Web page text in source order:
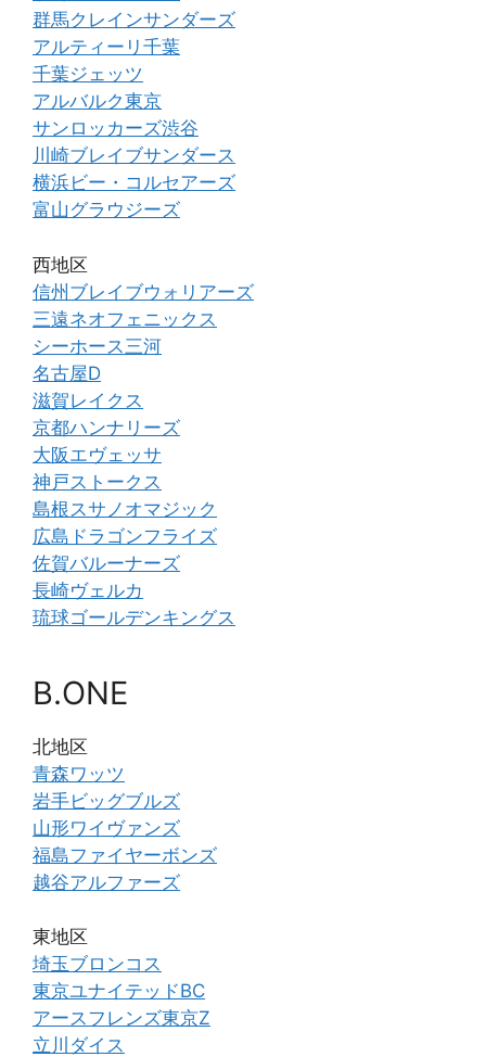
群馬クレインサンダーズ
アルティーリ千葉
千葉ジェッツ
アルバルク東京
サンロッカーズ渋谷
川崎ブレイブサンダース
横浜ビー・コルセアーズ
富山グラウジーズ
西地区
信州ブレイブウォリアーズ
三遠ネオフェニックス
シーホース三河
名古屋D
滋賀レイクス
京都ハンナリーズ
大阪エヴェッサ
神戸ストークス
島根スサノオマジック
広島ドラゴンフライズ
佐賀バルーナーズ
長崎ヴェルカ
琉球ゴールデンキングス
B.ONE
北地区
青森ワッツ
岩手ビッグブルズ
山形ワイヴァンズ
福島ファイヤーボンズ
越谷アルファーズ
東地区
埼玉ブロンコス
東京ユナイテッドBC
アースフレンズ東京Z
立川ダイス